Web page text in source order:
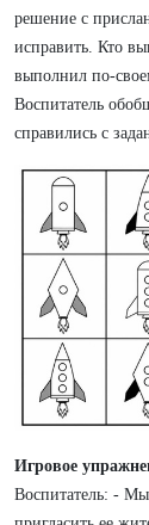
решение с
исправить. Кто
выполнил по-
Воспитатель
справились с
Игровое
Воспитатель: -